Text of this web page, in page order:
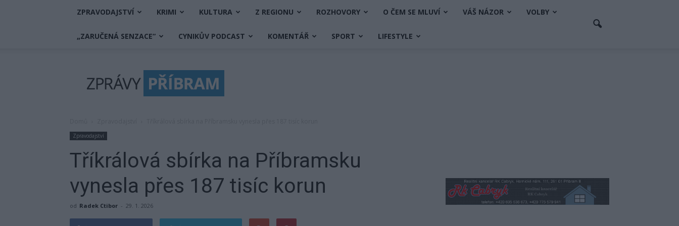
ZPRAVODAJSTVÍ KRIMI KULTURA Z REGIONU ROZHOVORY O ČEM SE MLUVÍ VÁŠ NÁZOR VOLBY
„ZARUČENÁ SENZACE“ CYNIKŮV PODCAST KOMENTÁŘ SPORT LIFESTYLE
Příbram
Zpravodajství
Tříkrálová sbírka na Příbramsku
vynesla přes 187 tisíc korun
od Radek Ctibor - 29. 1. 2026